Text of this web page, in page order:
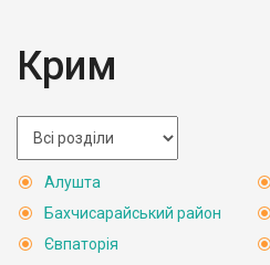
Крим
Алушта
Бахчисарайський район
Євпаторія